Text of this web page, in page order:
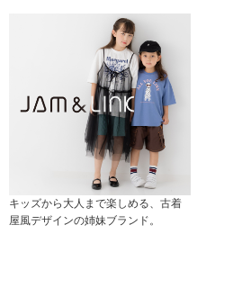
キッズから大人まで楽しめる、古着
屋風デザインの姉妹ブランド。